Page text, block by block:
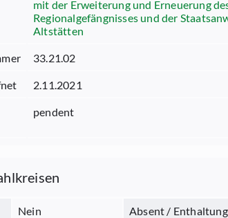
mit der Erweiterung und Erneuerung
Regionalgefängnisses und der
Altstätten
33.21.02
2.11.2021
pendent
Nein Absent / Enthaltung